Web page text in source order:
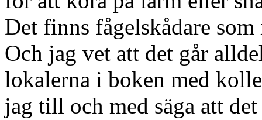
Det finns fågelskådare
Och jag vet att det går
lokalerna i boken med
jag till och med säga att